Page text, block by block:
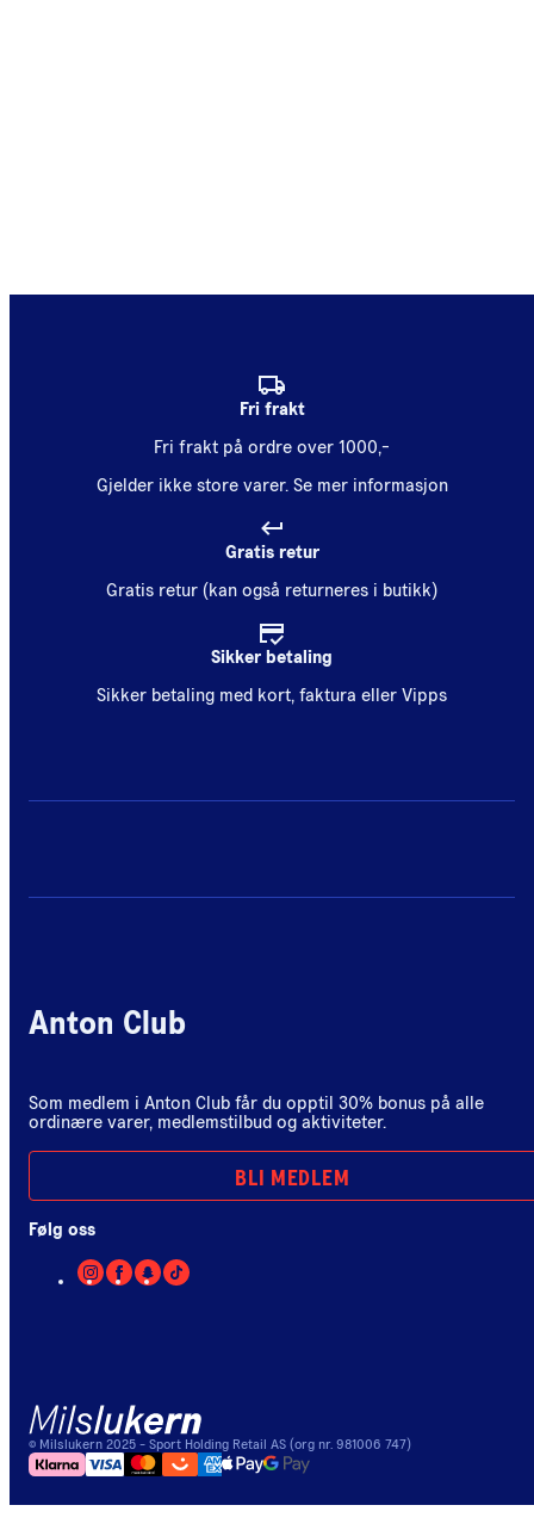
Fri frakt
Fri frakt på ordre over 1000,-
Gjelder ikke store varer. Se mer informasjon
Gratis retur
Gratis retur (kan også returneres i butikk)
Sikker betaling
Sikker betaling med kort, faktura eller Vipps
Anton Club
Som medlem i Anton Club får du opptil 30% bonus på alle
ordinære varer, medlemstilbud og aktiviteter.
BLI MEDLEM
Følg oss
© Milslukern 2025 - Sport Holding Retail AS (org nr. 981006 747)